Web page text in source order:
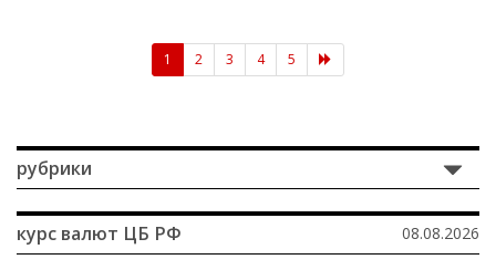
1 (current)
2 3 4 5
рубрики
курс валют ЦБ РФ 08.08.2026